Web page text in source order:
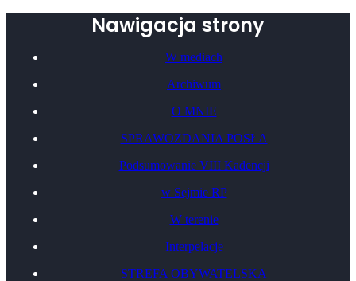
Nawigacja strony
W mediach
Archiwum
O MNIE
SPRAWOZDANIA POSŁA
Podsumowanie VIII Kadencji
w Sejmie RP
W terenie
Interpelacje
STREFA OBYWATELSKA